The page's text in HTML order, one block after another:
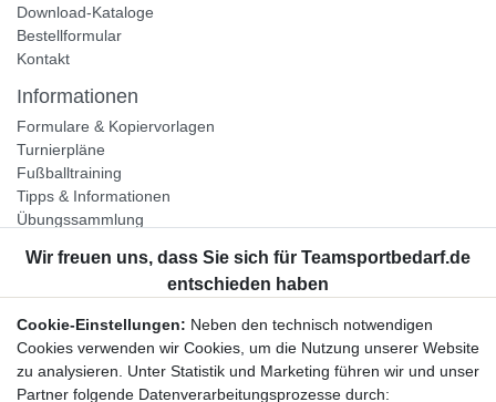
Download-Kataloge
Bestellformular
Kontakt
Informationen
Formulare & Kopiervorlagen
Turnierpläne
Fußballtraining
Tipps & Informationen
Übungssammlung
Unternehmen
Widerrufsrecht
Bestellung widerrufen
Cookie-Einstellungen: Neben den technisch notwendigen
Cookies verwenden wir Cookies, um die Nutzung unserer Website
zu analysieren. Unter Statistik und Marketing führen wir und unser
Partner folgende Datenverarbeitungsprozesse durch: